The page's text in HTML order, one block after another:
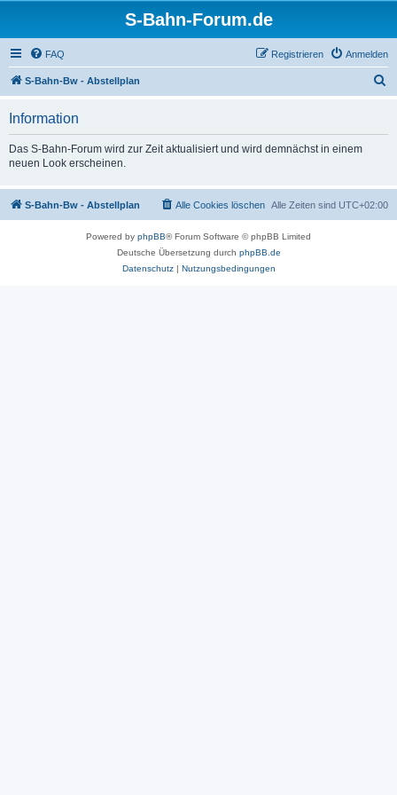
S-Bahn-Forum.de
FAQ Anmelden
Registrieren
S-Bahn-Bw - Abstellplan
Information
Das S-Bahn-Forum wird zur Zeit aktualisiert und wird demnächst in einem
neuen Look erscheinen.
S-Bahn-Bw - Abstellplan Alle Zeiten sind UTC+02:00
Alle Cookies löschen
Powered by phpBB® Forum Software © phpBB Limited
Deutsche Übersetzung durch phpBB.de
Datenschutz| Nutzungsbedingungen